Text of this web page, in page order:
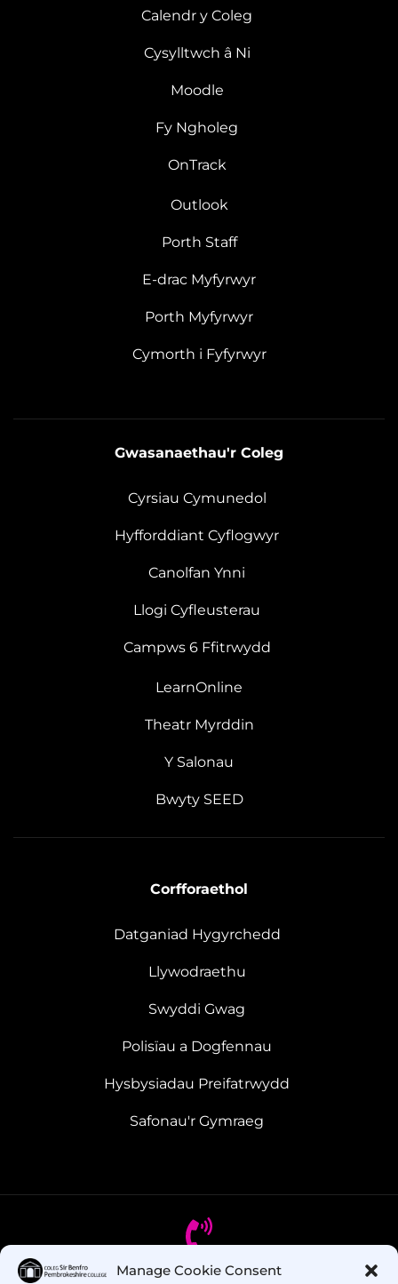
Manage Cookie Consent
Calendr y Coleg
Cysylltwch â Ni
Moodle
Fy Ngholeg
OnTrack
Outlook
Porth Staff
E-drac Myfyrwyr
Porth Myfyrwyr
Cymorth i Fyfyrwyr
Gwasanaethau'r Coleg
Cyrsiau Cymunedol
Hyfforddiant Cyflogwyr
Canolfan Ynni
Llogi Cyfleusterau
Campws 6 Ffitrwydd
LearnOnline
Theatr Myrddin
Y Salonau
Bwyty SEED
Corfforaethol
Datganiad Hygyrchedd
Llywodraethu
Swyddi Gwag
Polisïau a Dogfennau
Hysbysiadau Preifatrwydd
Safonau'r Gymraeg